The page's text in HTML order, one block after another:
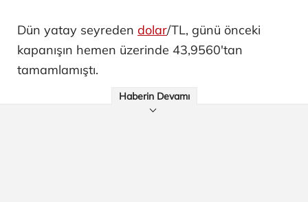
Dün yatay seyreden dolar/TL, günü önceki
kapanışın hemen üzerinde 43,9560'tan
tamamlamıştı.
Haberin Devamı